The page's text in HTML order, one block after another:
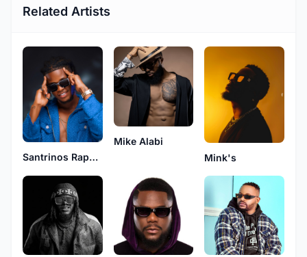
Related Artists
Santrinos Raphael
Mike Alabi
Mink's